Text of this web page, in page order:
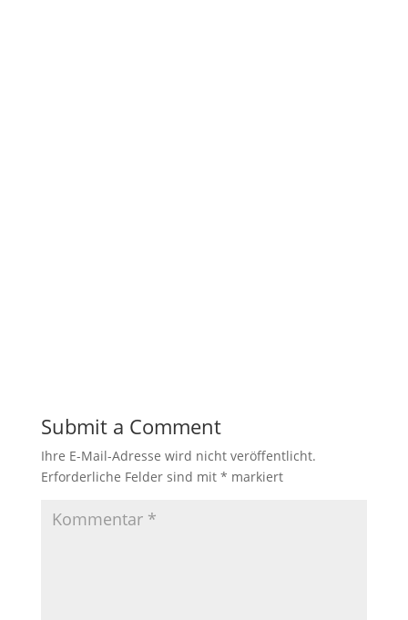
Submit a Comment
Ihre E-Mail-Adresse wird nicht veröffentlicht.
Erforderliche Felder sind mit * markiert